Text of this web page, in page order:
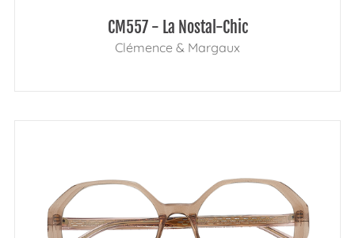
CM557 - La Nostal-Chic
Clémence & Margaux